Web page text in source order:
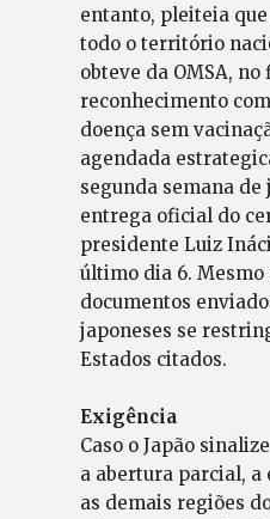
entanto, pleiteia
todo o território
obteve da OMSA,
reconhecimento
doença sem
agendada
segunda semana de
entrega oficial do
presidente Luiz
último dia 6. Mesmo
documentos
japoneses se
Estados citados.
Exigência
Caso o Japão
a abertura parcial, a
as demais regiões